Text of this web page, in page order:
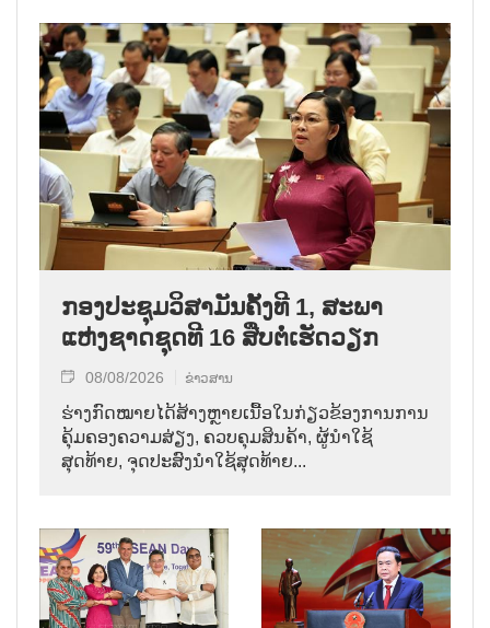
ກອງປະຊຸມວິສາມັນຄັ້ງທີ 1, ສະພາ
ແຫ່ງຊາດຊຸດທີ 16 ສືບຕໍ່ເຮັດວຽກ
08/08/2026 ຂ່າວສານ
ຮ່າງກົດໝາຍໄດ້ສ້າງຫຼາຍເນື້ອໃນກ່ຽວຂ້ອງການການ
ຄຸ້ມຄອງຄວາມສ່ຽງ, ຄວບຄຸມສິນຄ້າ, ຜູ້ນຳໃຊ້
ສຸດທ້າຍ, ຈຸດປະສົງນຳໃຊ້ສຸດທ້າຍ...